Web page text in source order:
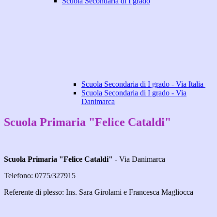
Scuola Secondaria di I grado - Via Italia
Scuola Secondaria di I grado - Via
Danimarca
Scuola Primaria "Felice Cataldi"
Scuola Primaria "Felice Cataldi" - Via Danimarca
Telefono: 0775/327915
Referente di plesso: Ins. Sara Girolami e Francesca Magliocca